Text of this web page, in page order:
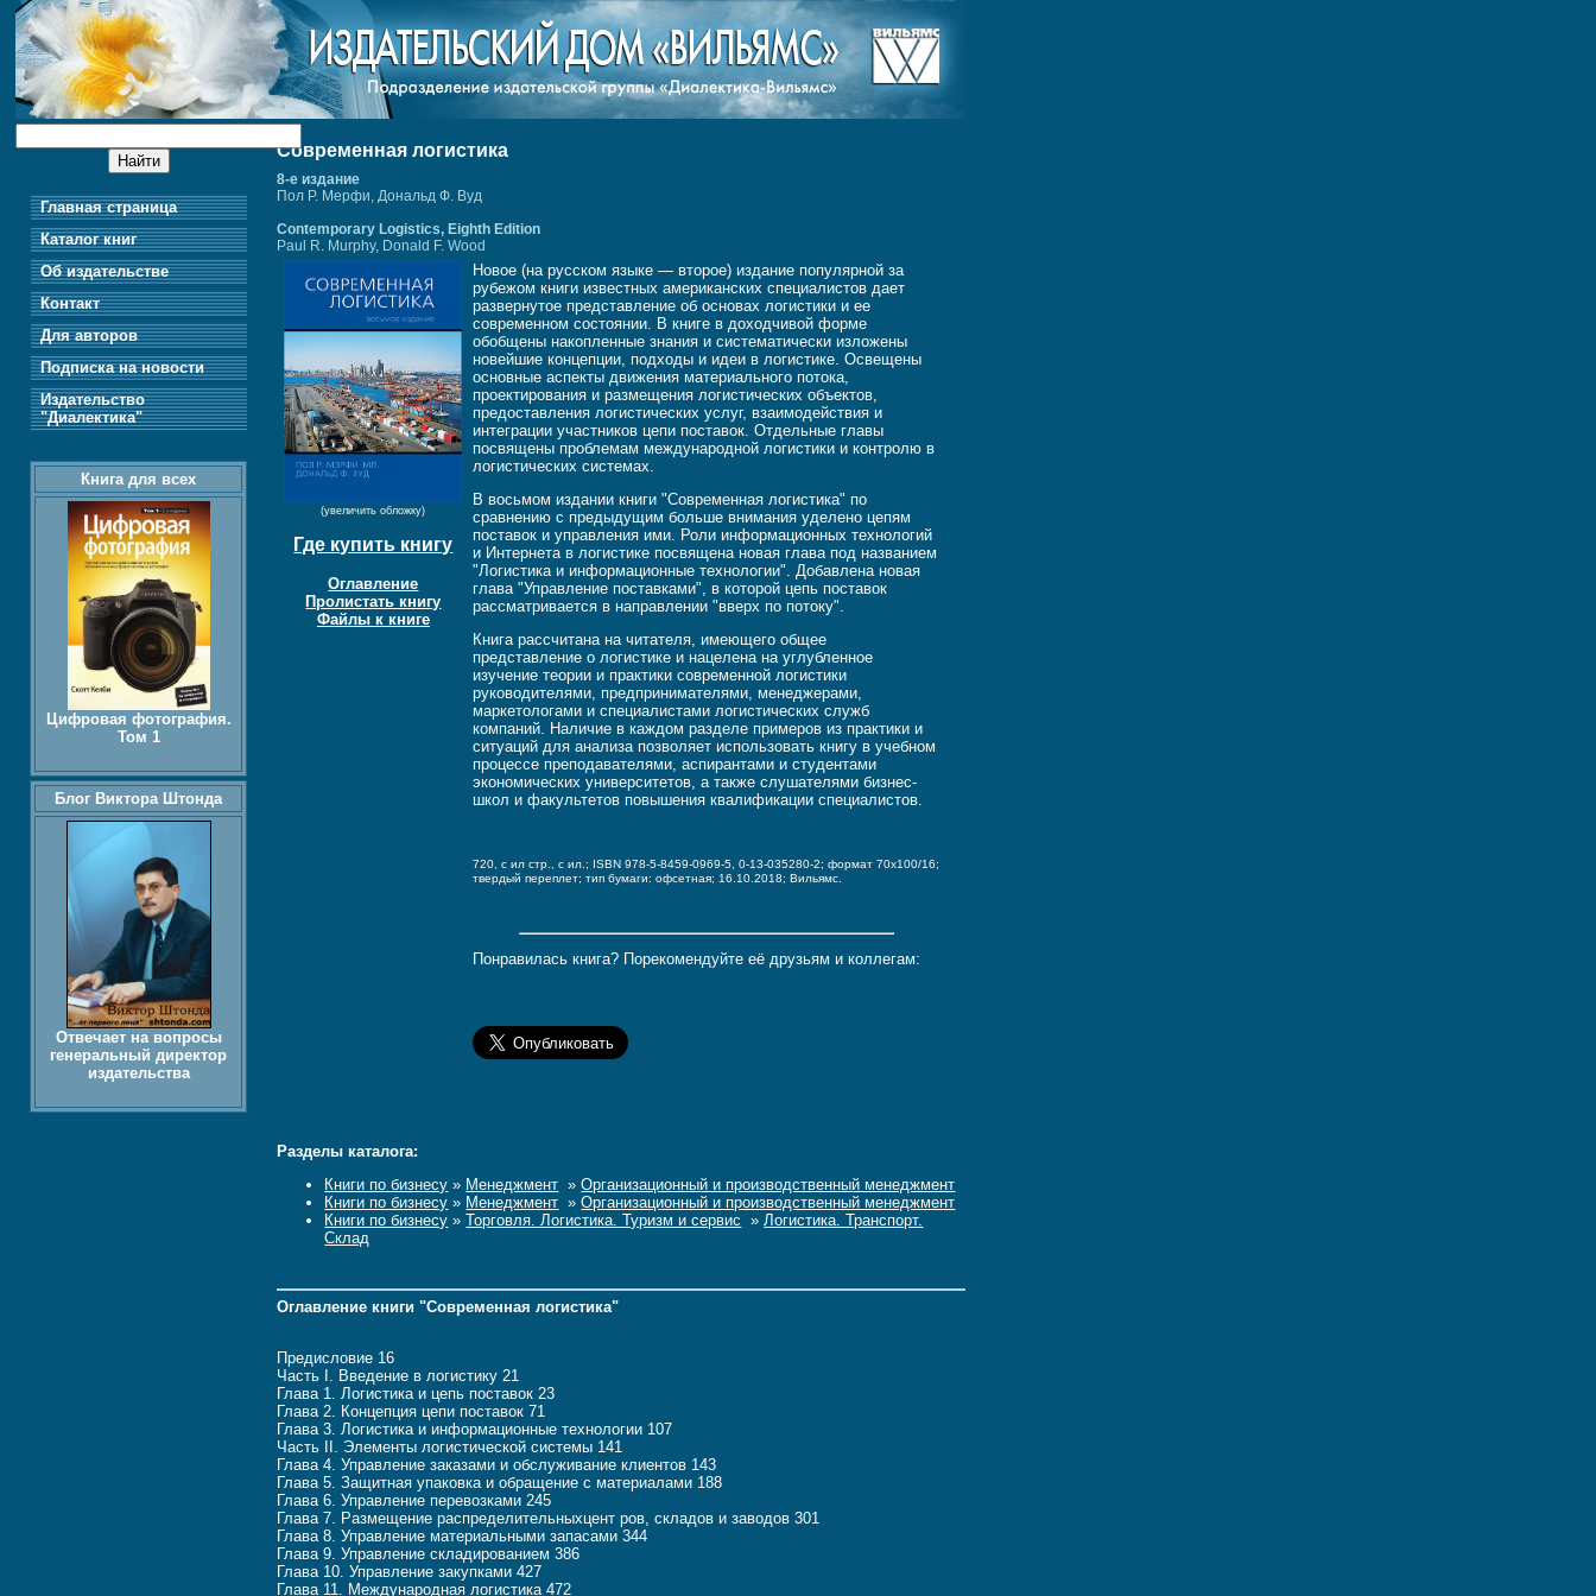
Современная логистика
8-е издание
Пол Р. Мерфи, Дональд Ф. Вуд
Contemporary Logistics, Eighth Edition
Paul R. Murphy, Donald F. Wood
(увеличить обложку)
Где купить книгу
Оглавление
Пролистать книгу
Файлы к книге
Новое (на русском языке — второе) издание популярной за
рубежом книги известных американских специалистов дает
развернутое представление об основах логистики и ее
современном состоянии. В книге в доходчивой форме
обобщены накопленные знания и систематически изложены
новейшие концепции, подходы и идеи в логистике. Освещены
основные аспекты движения материального потока,
проектирования и размещения логистических объектов,
предоставления логистических услуг, взаимодействия и
интеграции участников цепи поставок. Отдельные главы
посвящены проблемам международной логистики и контролю в
логистических системах.
В восьмом издании книги "Современная логистика" по
сравнению с предыдущим больше внимания уделено цепям
поставок и управления ими. Роли информационных технологий
и Интернета в логистике посвящена новая глава под названием
"Логистика и информационные технологии". Добавлена новая
глава "Управление поставками", в которой цепь поставок
рассматривается в направлении "вверх по потоку".
Книга рассчитана на читателя, имеющего общее
представление о логистике и нацелена на углубленное
изучение теории и практики современной логистики
руководителями, предпринимателями, менеджерами,
маркетологами и специалистами логистических служб
компаний. Наличие в каждом разделе примеров из практики и
ситуаций для анализа позволяет использовать книгу в учебном
процессе преподавателями, аспирантами и студентами
экономических университетов, а также слушателями бизнес-
школ и факультетов повышения квалификации специалистов.
720, c ил стр., с ил.; ISBN 978-5-8459-0969-5, 0-13-035280-2;формат 70x100/16;
твердый переплет;тип бумаги: офсетная;16.10.2018; Вильямс.
Понравилась книга? Порекомендуйте её друзьям и коллегам:
Разделы каталога:
Книги по бизнесу » Менеджмент »Организационный и производственный менеджмент
Книги по бизнесу » Менеджмент »Организационный и производственный менеджмент
Книги по бизнесу »Торговля. Логистика. Туризм и сервис »Логистика. Транспорт.
Склад
Оглавление книги "Современная логистика"
Предисловие 16
Часть I. Введение в логистику 21
Глава 1. Логистика и цепь поставок 23
Глава 2. Концепция цепи поставок 71
Глава 3. Логистика и информационные технологии 107
Часть II. Элементы логистической системы 141
Глава 4. Управление заказами и обслуживание клиентов 143
Глава 5. Защитная упаковка и обращение с материалами 188
Глава 6. Управление перевозками 245
Глава 7. Размещение распределительныхцент ров, складов и заводов 301
Глава 8. Управление материальными запасами 344
Глава 9. Управление складированием 386
Глава 10. Управление закупками 427
Глава 11. Международная логистика 472
Главная страница
Каталог книг
Об издательстве
Контакт
Для авторов
Подписка на новости
Издательство
"Диалектика"
Книга для всех
Цифровая фотография.
Том 1
Блог Виктора Штонда
Отвечает на вопросы
генеральный директор
издательства